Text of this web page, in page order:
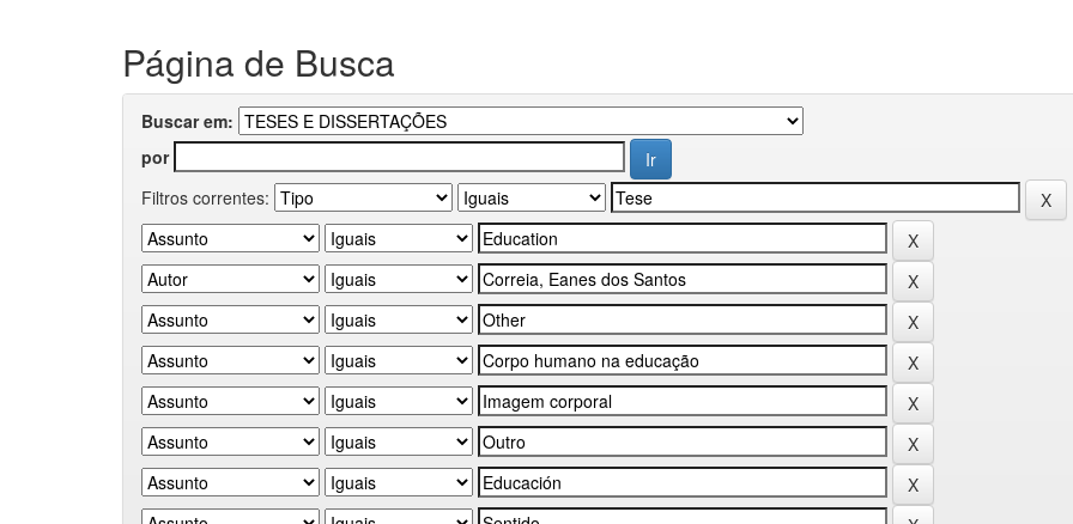
Página de Busca
Buscar em:
por
Filtros correntes: